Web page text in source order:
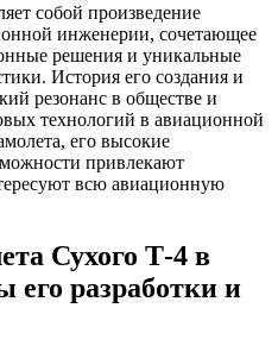
собой произведение
инженерии, сочетающее
решения и уникальные
История его создания и
резонанс в обществе и
технологий в авиационной
его высокие
привлекают
всю авиационную
Сухого Т-4 в
его разработки и